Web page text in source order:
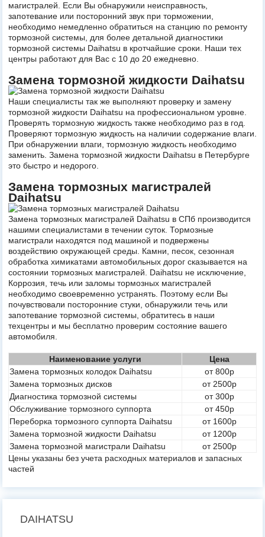
магистралей. Если Вы обнаружили неисправность,
запотевание или посторонний звук при торможении,
необходимо немедленно обратиться на станцию по ремонту
тормозной системы, для более детальной диагностики
тормозной системы Daihatsu в кротчайшие сроки. Наши тех
центры работают для Вас с 10 до 20 ежедневно.
Замена тормозной жидкости Daihatsu
Наши специалисты так же выполняют проверку и замену
тормозной жидкости Daihatsu на профессиональном уровне.
Проверять тормозную жидкость также необходимо раз в год.
Проверяют тормозную жидкость на наличии содержание влаги.
При обнаружении влаги, тормозную жидкость необходимо
заменить. Замена тормозной жидкости Daihatsu в Петербурге
это быстро и недорого.
Замена тормозных магистралей
Daihatsu
Замена тормозных магистралей Daihatsu в СПб производится
нашими специалистами в течении суток. Тормозные
магистрали находятся под машиной и подвержены
воздействию окружающей среды. Камни, песок, сезонная
обработка химикатами автомобильных дорог сказывается на
состоянии тормозных магистралей. Daihatsu не исключение,
Коррозия, течь или заломы тормозных магистралей
необходимо своевременно устранять. Поэтому если Вы
почувствовали посторонние стуки, обнаружили течь или
запотевание тормозной системы, обратитесь в наши
техцентры и мы бесплатно проверим состояние вашего
автомобиля.
Наименование услуги
Цена
Замена тормозных колодок Daihatsu
от 800р
Замена тормозных дисков
от 2500р
Диагностика тормозной системы
от 300р
Обслуживание тормозного суппорта
от 450р
Переборка тормозного суппорта Daihatsu
от 1600р
Замена тормозной жидкости Daihatsu
от 1200р
Замена тормозной магистрали Daihatsu
от 2500р
Цены указаны без учета расходных материалов и запасных
частей
DAIHATSU